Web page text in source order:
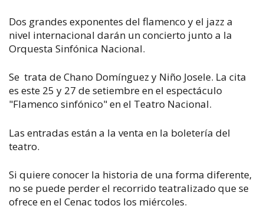
Dos grandes exponentes del flamenco y el jazz a
nivel internacional darán un concierto junto a la
Orquesta Sinfónica Nacional.
Se trata de Chano Domínguez y Niño Josele. La cita
es este 25 y 27 de setiembre en el espectáculo
"Flamenco sinfónico" en el Teatro Nacional.
Las entradas están a la venta en la boletería del
teatro.
Si quiere conocer la historia de una forma diferente,
no se puede perder el recorrido teatralizado que se
ofrece en el Cenac todos los miércoles.